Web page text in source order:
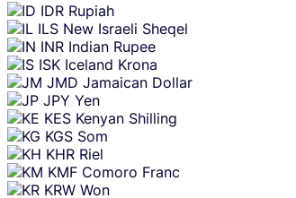
IDR Rupiah
ILS New Israeli Sheqel
INR Indian Rupee
ISK Iceland Krona
JMD Jamaican Dollar
JPY Yen
KES Kenyan Shilling
KGS Som
KHR Riel
KMF Comoro Franc
KRW Won